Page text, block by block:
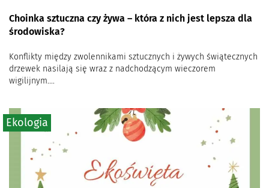
Choinka sztuczna czy żywa – która z nich jest lepsza dla
środowiska?
Konflikty między zwolennikami sztucznych i żywych świątecznych
drzewek nasilają się wraz z nadchodzącym wieczorem
wigilijnym....
Ekologia